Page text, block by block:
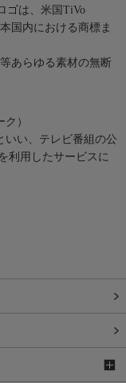
ゴは、米国TiVo
国内における商標ま
あらゆる素材の無断
）
いい、テレビ番組の公
利用したサービスに